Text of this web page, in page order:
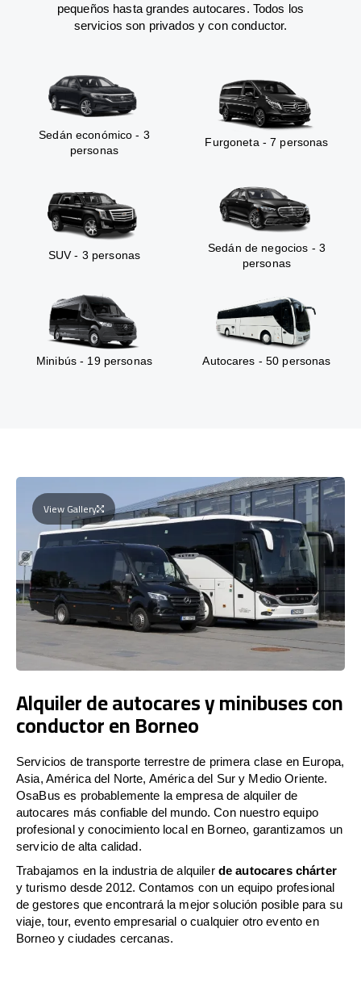
pequeños hasta grandes autocares. Todos los
servicios son privados y con conductor.
Sedán económico - 3
personas
Furgoneta - 7 personas
SUV - 3 personas
Sedán de negocios - 3
personas
Minibús - 19 personas Autocares - 50 personas
View Gallery
Alquiler de autocares y minibuses con
conductor en Borneo
Servicios de transporte terrestre de primera clase en Europa,
Asia, América del Norte, América del Sur y Medio Oriente.
OsaBus es probablemente la empresa de alquiler de
autocares más confiable del mundo. Con nuestro equipo
profesional y conocimiento local en Borneo, garantizamos un
servicio de alta calidad.
Trabajamos en la industria de alquiler de autocares chárter
y turismo desde 2012. Contamos con un equipo profesional
de gestores que encontrará la mejor solución posible para su
viaje, tour, evento empresarial o cualquier otro evento en
Borneo y ciudades cercanas.